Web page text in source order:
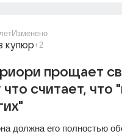
Изменено
купюр+2
прощает
считает, что
должна его полностью